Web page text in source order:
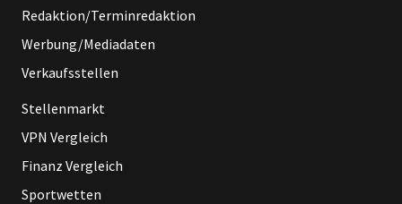
Redaktion/Terminredaktion
Werbung/Mediadaten
Verkaufsstellen
Stellenmarkt
VPN Vergleich
Finanz Vergleich
Sportwetten